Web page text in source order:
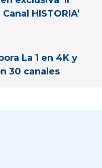
HISTORIA’
La 1 en 4K y
30 canales